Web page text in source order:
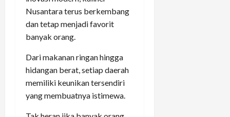
Nusantara terus berkembang
dan tetap menjadi favorit
banyak orang.
Dari makanan ringan hingga
hidangan berat, setiap daerah
memiliki keunikan tersendiri
yang membuatnya istimewa.